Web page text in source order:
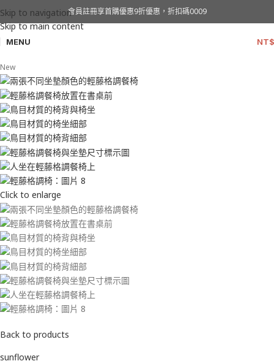
Skip to navigation
Skip to main content
會員註冊享首購優惠9折優惠，折扣碼0009
MENU NT$
New
Click to enlarge
Back to products
sunflower